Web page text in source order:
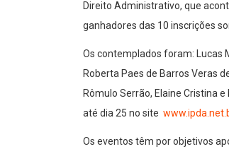
Direito Administrativo, que
ganhadores das 10 inscrições
Os contemplados foram: Lucas
Roberta Paes de Barros Veras
Rômulo Serrão, Elaine Cristina
até dia 25 no site
Os eventos têm por objetivos